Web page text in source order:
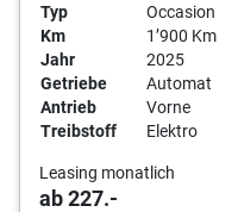
Typ
Occasion
Km
1’900 Km
Jahr
2025
Getriebe
Automat
Antrieb
Vorne
Treibstoff
Elektro
Leasing monatlich
ab 227.-